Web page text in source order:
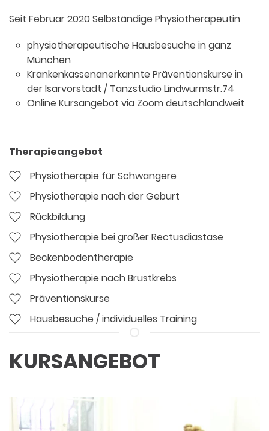
Seit Februar 2020 Selbständige Physiotherapeutin
physiotherapeutische Hausbe­suche in ganz
München
Krankenkassenanerkannte Präventionskurse in
der Isarvorstadt / Tanzstudio Lindwurmstr.74
Online Kursangebot via Zoom deutschlandweit
Therapieangebot
Physiotherapie für Schwangere
Physiotherapie nach der Geburt
Rückbildung
Physiotherapie bei großer Rectusdiastase
Beckenbodentherapie
Physiotherapie nach Brustkrebs
Präventionskurse
Hausbesuche / individuelles Training
KURS­ANGEBOT